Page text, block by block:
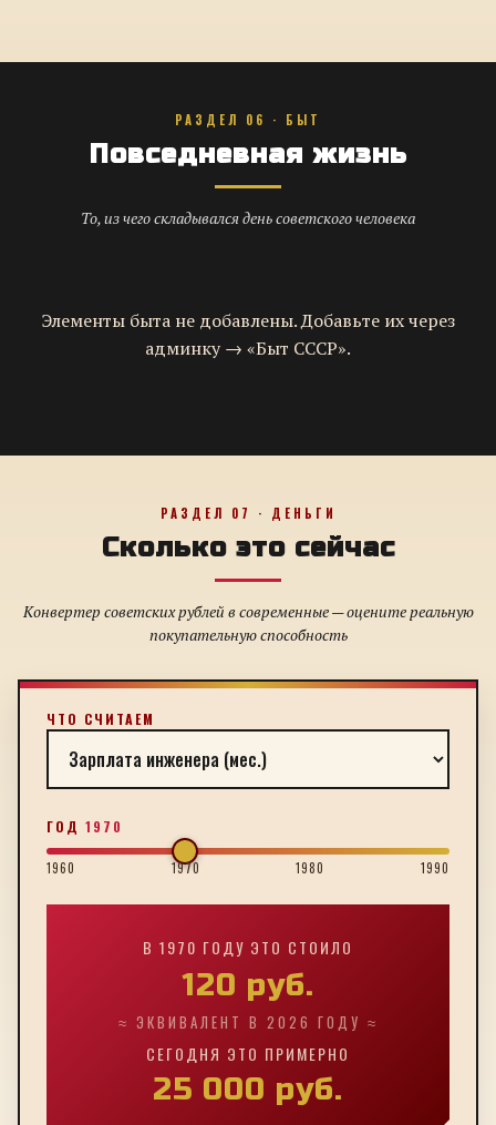
РАЗДЕЛ 06 · БЫТ
Повседневная жизнь
То, из чего складывался день советского человека
Элементы быта не добавлены. Добавьте их через
админку → «Быт СССР».
РАЗДЕЛ 07 · ДЕНЬГИ
Сколько это сейчас
Конвертер советских рублей в современные — оцените реальную
покупательную способность
ЧТО СЧИТАЕМ
ГОД 1970
1960 1970 1980 1990
В 1970 ГОДУ ЭТО СТОИЛО
120 руб.
≈ ЭКВИВАЛЕНТ В 2026 ГОДУ ≈
СЕГОДНЯ ЭТО ПРИМЕРНО
25 000 руб.